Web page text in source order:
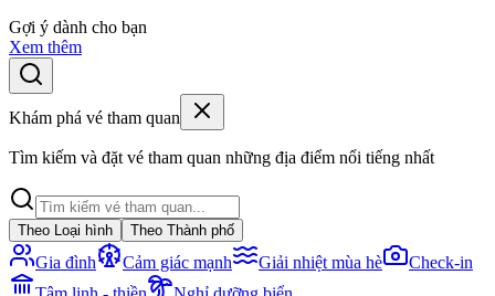
Gợi ý dành cho bạn
Xem thêm
Khám phá vé tham quan
Tìm kiếm và đặt vé tham quan những địa điểm nổi tiếng nhất
Theo Loại hình Theo Thành phố
Gia đình Cảm giác mạnh Giải nhiệt mùa hè
Check-in